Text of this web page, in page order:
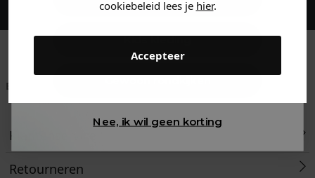
cookiebeleid lees je hier.
Accepteer
Betaal achteraf met
Klarna
is morgen in huis!*
ons met een 9,6!
Klantenservice
Retourneren
Kids kleding
Nee, ik wil geen korting